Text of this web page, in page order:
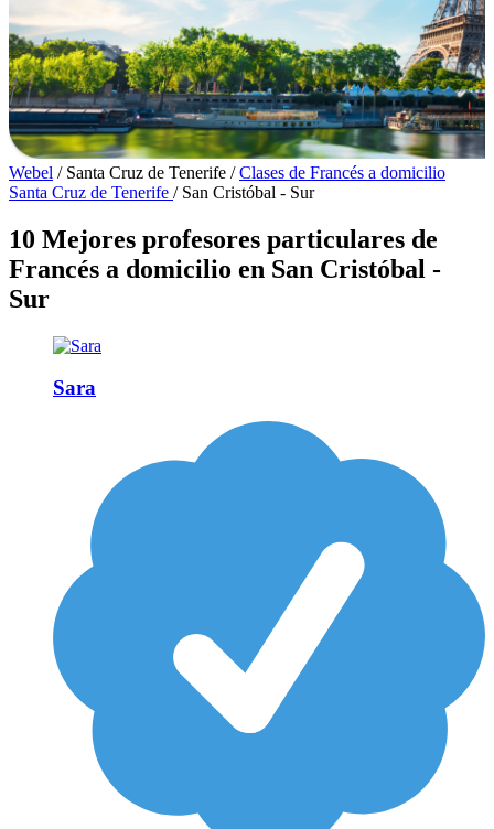
Webel / Santa Cruz de Tenerife / Clases de Francés a domicilio
Santa Cruz de Tenerife / San Cristóbal - Sur
10 Mejores profesores particulares de
Francés a domicilio en San Cristóbal -
Sur
Sara